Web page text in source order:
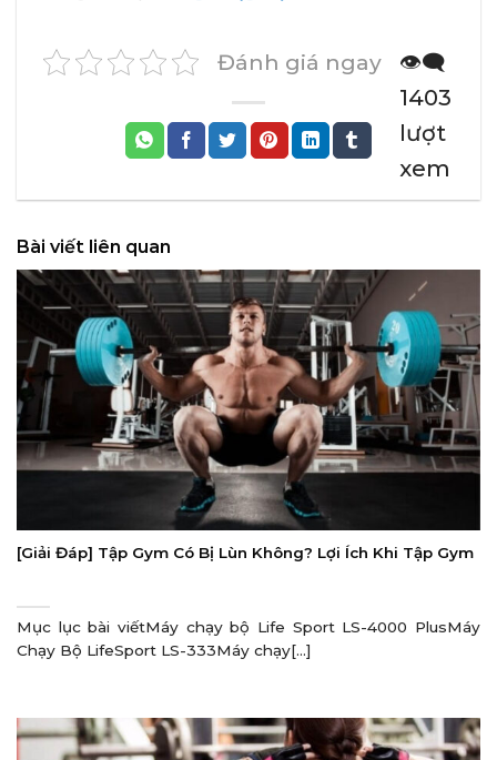
Đánh giá ngay
👁️‍🗨️
1403
lượt
xem
Bài viết liên quan
[Giải Đáp] Tập Gym Có Bị Lùn Không? Lợi Ích Khi Tập Gym
Mục lục bài viếtMáy chạy bộ Life Sport LS-4000 PlusMáy
Chạy Bộ LifeSport LS-333Máy chạy[...]